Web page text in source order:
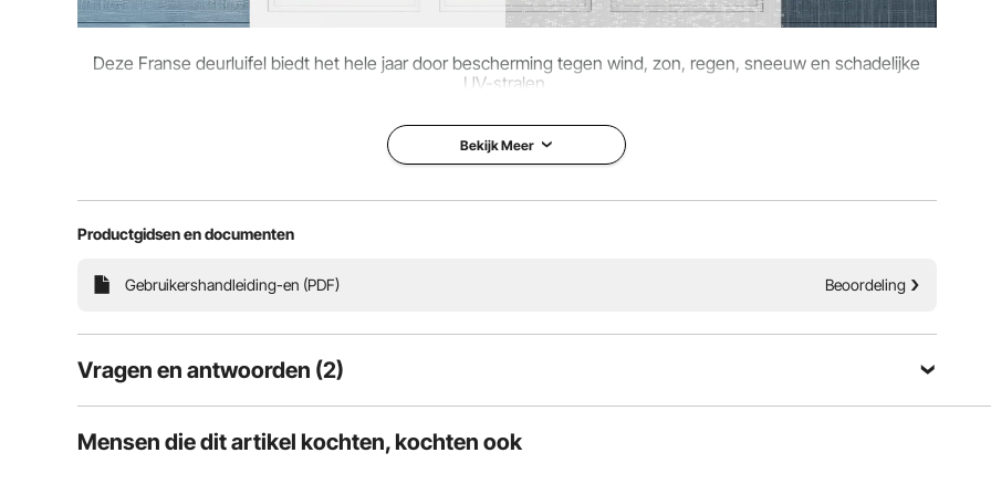
Deze Franse deurluifel biedt het hele jaar door bescherming tegen wind, zon, regen, sneeuw en schadelijke
UV-stralen.
Bekijk Meer
Productgidsen en documenten
Gebruikershandleiding-en (PDF) Beoordeling
Vragen en antwoorden (2)
2
Mensen die dit artikel kochten, kochten ook